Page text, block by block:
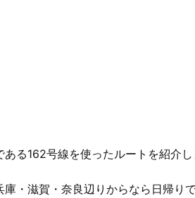
る162号線を使ったルートを紹介し
・滋賀・奈良辺りからなら日帰り